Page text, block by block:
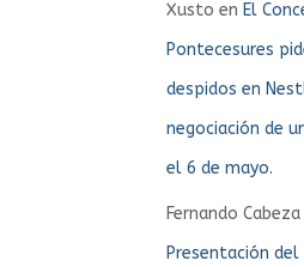
Xusto en El
Pontecesures
despidos en
negociación de
el 6 de mayo.
Fernando
Presentación